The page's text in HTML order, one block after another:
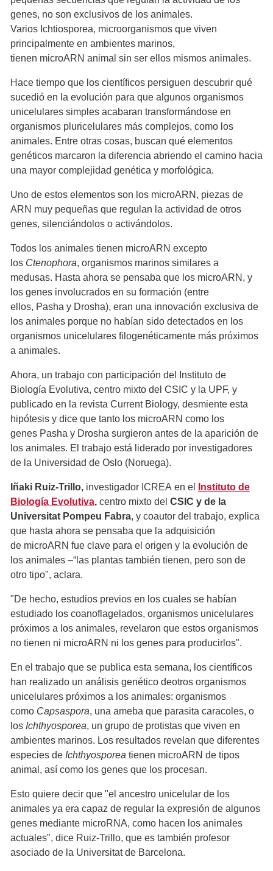
genes, no son exclusivos de los animales.
Varios Ichtiosporea, microorganismos que viven
principalmente en ambientes marinos,
tienen microARN animal sin ser ellos mismos animales.
Hace tiempo que los científicos persiguen descubrir qué
sucedió en la evolución para que algunos organismos
unicelulares simples acabaran transformándose en
organismos pluricelulares más complejos, como los
animales. Entre otras cosas, buscan qué elementos
genéticos marcaron la diferencia abriendo el camino hacia
una mayor complejidad genética y morfológica.
Uno de estos elementos son los microARN, piezas de
ARN muy pequeñas que regulan la actividad de otros
genes, silenciándolos o activándolos.
Todos los animales tienen microARN excepto
los Ctenophora, organismos marinos similares a
medusas. Hasta ahora se pensaba que los microARN, y
los genes involucrados en su formación (entre
ellos, Pasha y Drosha), eran una innovación exclusiva de
los animales porque no habían sido detectados en los
organismos unicelulares filogenéticamente más próximos
a animales.
Ahora, un trabajo con participación del Instituto de
Biología Evolutiva, centro mixto del CSIC y la UPF, y
publicado en la revista Current Biology, desmiente esta
hipótesis y dice que tanto los microARN como los
genes Pasha y Drosha surgieron antes de la aparición de
los animales. El trabajo está liderado por investigadores
de la Universidad de Oslo (Noruega).
Iñaki Ruiz-Trillo, investigador ICREA en el
Instituto de
Biología Evolutiva, centro mixto del CSIC y de la
Universitat Pompeu Fabra, y coautor del trabajo, explica
que hasta ahora se pensaba que la adquisición
de microARN fue clave para el origen y la evolución de
los animales –“las plantas también tienen, pero son de
otro tipo", aclara.
"De hecho, estudios previos en los cuales se habían
estudiado los coanoflagelados, organismos unicelulares
próximos a los animales, revelaron que estos organismos
no tienen ni microARN ni los genes para producirlos".
En el trabajo que se publica esta semana, los científicos
han realizado un análisis genético deotros organismos
unicelulares próximos a los animales: organismos
como Capsaspora, una ameba que parasita caracoles, o
los Ichthyosporea, un grupo de protistas que viven en
ambientes marinos. Los resultados revelan que diferentes
especies de Ichthyosporea tienen microARN de tipos
animal, así como los genes que los procesan.
Esto quiere decir que "el ancestro unicelular de los
animales ya era capaz de regular la expresión de algunos
genes mediante microRNA, como hacen los animales
actuales", dice Ruiz-Trillo, que es también profesor
asociado de la Universitat de Barcelona.